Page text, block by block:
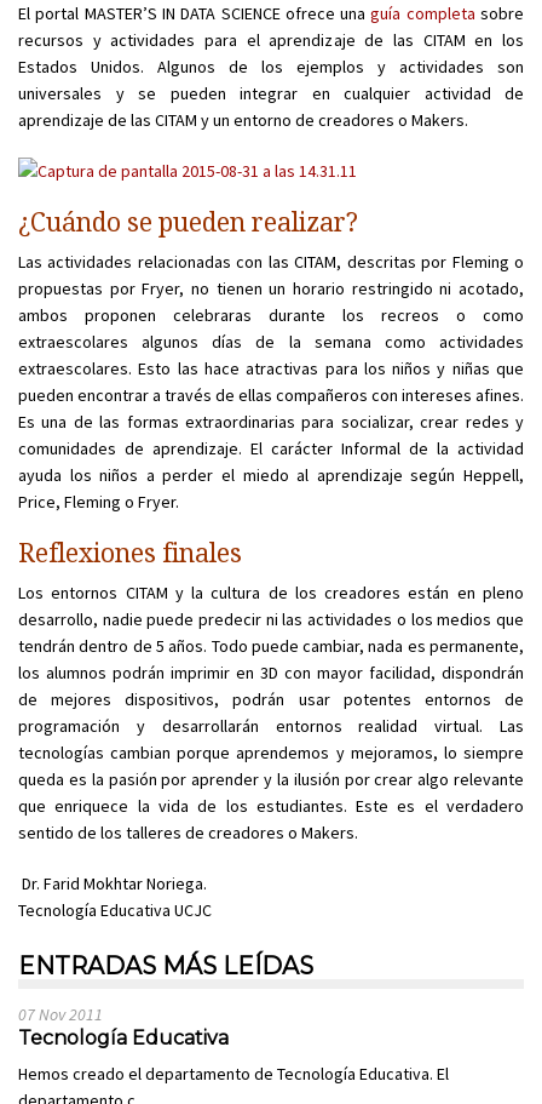
El portal MASTER’S IN DATA SCIENCE ofrece unaguía completa sobre
recursos y actividades para el aprendizaje de las CITAM en los
Estados Unidos. Algunos de los ejemplos y actividades son
universales y se pueden integrar en cualquier actividad de
aprendizaje de las CITAM y un entorno de creadores o Makers.
¿Cuándo se pueden realizar?
Las actividades relacionadas con las CITAM, descritas por Fleming o
propuestas por Fryer, no tienen un horario restringido ni acotado,
ambos proponen celebraras durante los recreos o como
extraescolares algunos días de la semana como actividades
extraescolares. Esto las hace atractivas para los niños y niñas que
pueden encontrar a través de ellas compañeros con intereses afines.
Es una de las formas extraordinarias para socializar, crear redes y
comunidades de aprendizaje. El carácter Informal de la actividad
ayuda los niños a perder el miedo al aprendizaje según Heppell,
Price, Fleming o Fryer.
Reflexiones finales
Los entornos CITAM y la cultura de los creadores están en pleno
desarrollo, nadie puede predecir ni las actividades o los medios que
tendrán dentro de 5 años. Todo puede cambiar, nada es permanente,
los alumnos podrán imprimir en 3D con mayor facilidad, dispondrán
de mejores dispositivos, podrán usar potentes entornos de
programación y desarrollarán entornos realidad virtual. Las
tecnologías cambian porque aprendemos y mejoramos, lo siempre
queda es la pasión por aprender y la ilusión por crear algo relevante
que enriquece la vida de los estudiantes. Este es el verdadero
sentido de los talleres de creadores o Makers.
Dr. Farid Mokhtar Noriega.
Tecnología Educativa UCJC
ENTRADAS MÁS LEÍDAS
07 Nov 2011
Tecnología Educativa
Hemos creado el departamento de Tecnología Educativa. El